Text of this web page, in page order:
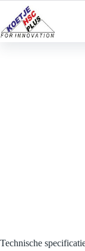
de
inhoud
Technische